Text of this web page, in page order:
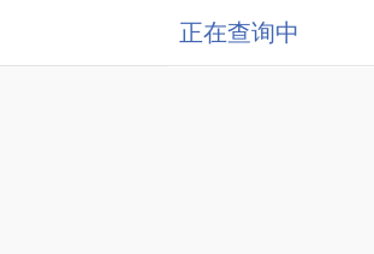
正在查询中